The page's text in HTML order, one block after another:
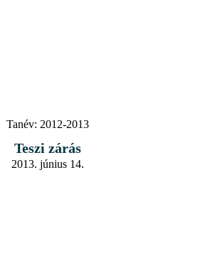
Tanév: 2012-2013
Teszi zárás
2013. június 14.